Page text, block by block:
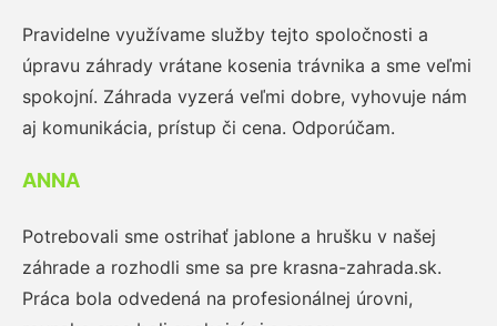
Pravidelne využívame služby tejto spoločnosti a
úpravu záhrady vrátane kosenia trávnika a sme veľmi
spokojní. Záhrada vyzerá veľmi dobre, vyhovuje nám
aj komunikácia, prístup či cena. Odporúčam.
ANNA
Potrebovali sme ostrihať jablone a hrušku v našej
záhrade a rozhodli sme sa pre krasna-zahrada.sk.
Práca bola odvedená na profesionálnej úrovni,